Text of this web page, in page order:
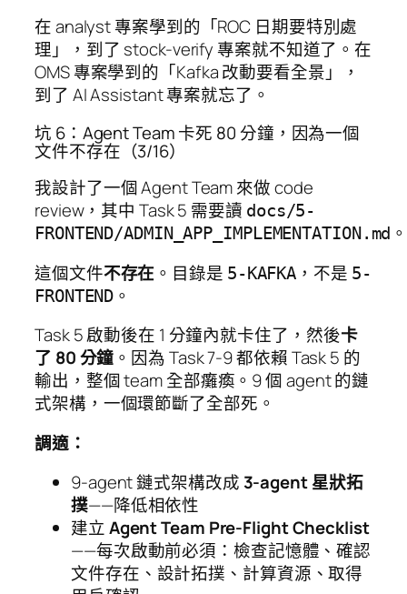
在 analyst 專案學到的「ROC 日期要特別處
理」，到了 stock-verify 專案就不知道了。在
OMS 專案學到的「Kafka 改動要看全景」，
到了 AI Assistant 專案就忘了。
坑 6：Agent Team 卡死 80 分鐘，因為一個
文件不存在（3/16）
我設計了一個 Agent Team 來做 code
review，其中 Task 5 需要讀 docs/5-
FRONTEND/ADMIN_APP_IMPLEMENTATION.md
這個文件不存在 。目錄是 5-KAFKA ，不是 5-
FRONTEND 。
Task 5 啟動後在 1 分鐘內就卡住了，然後卡
了 80 分鐘 。因為 Task 7-9 都依賴 Task 5 的
輸出，整個 team 全部癱瘓。9 個 agent 的鏈
式架構，一個環節斷了全部死。
調適：
9-agent 鏈式架構改成 3-agent 星狀拓
撲——降低相依性
建立Agent Team Pre-Flight Checklist
——每次啟動前必須：檢查記憶體、確認
文件存在、設計拓撲、計算資源、取得